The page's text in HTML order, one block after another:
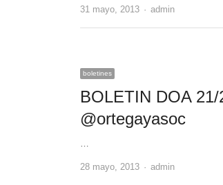
31 mayo, 2013 Author
admin
boletines
BOLETIN DOA 21/
@ortegayasoc
…
28 mayo, 2013 Author
admin